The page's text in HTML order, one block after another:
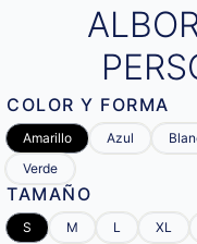
COLOR Y FORMA
Amarillo Azul
Verde
TAMAÑO
S M L XL